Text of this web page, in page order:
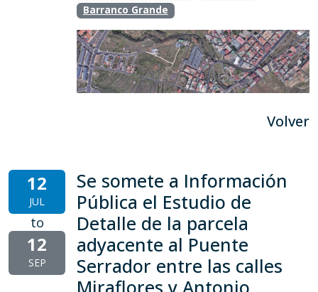
Barranco Grande
Volver
12
JUL
to
12
SEP
Se somete a Información
Pública el Estudio de
Detalle de la parcela
adyacente al Puente
Serrador entre las calles